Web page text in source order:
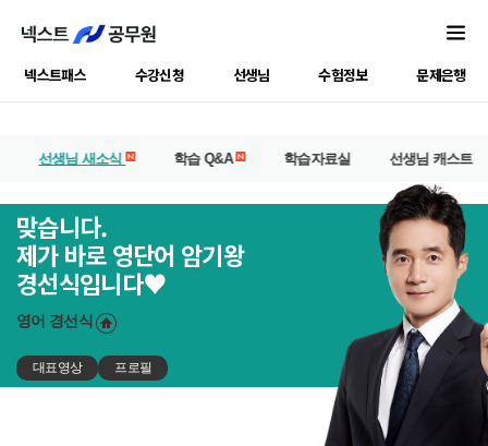
넥스트패스 수강신청 선생님 수험정보 문제은행
선생님 새소식 학습 Q&A 학습자료실 선생님 캐스트
맞습니다.
제가 바로 영단어 암기왕
경선식입니다♥
영어 경선식
대표영상 프로필